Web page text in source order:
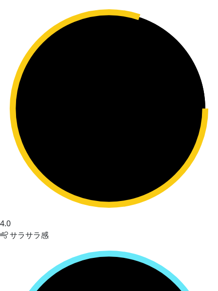
4.0
サラサラ感